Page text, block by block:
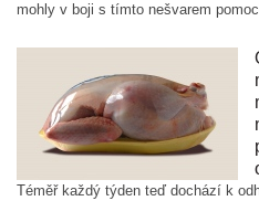
mohly v boji s tímto nešvarem
Téměř každý týden teď dochází k